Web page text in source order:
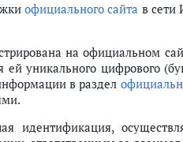
официального сайта в сети
на официальном
уникального цифрового
в раздел
идентификация,